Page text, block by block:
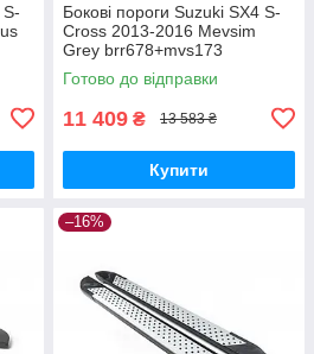
S-
Бокові пороги Suzuki SX4 S-
Cross 2013-2016 Mevsim
Grey brr678+mvs173
Готово до відправки
11 409 ₴ 13 583 ₴
Купити
–16%